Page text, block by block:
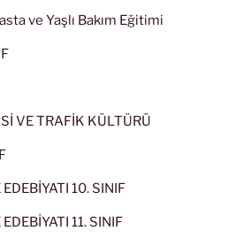
ve Yaşlı Bakım Eğitimi
VE TRAFİK KÜLTÜRÜ
10. SINIF
11. SINIF